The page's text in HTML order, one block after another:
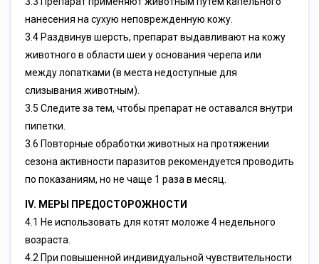
нанесения на сухую неповрежденную кожу.
3.4 Раздвинув шерсть, препарат выдавливают на кожу
животного в области шеи у основания черепа или
между лопатками (в места недоступные для
слизывания животным).
3.5 Следите за тем, чтобы препарат не оставался внутри
пипетки.
3.6 Повторные обработки животных на протяжении
сезона активности паразитов рекомендуется проводить
по показаниям, но не чаще 1 раза в месяц.
IV. МЕРЫ ПРЕДОСТОРОЖНОСТИ
4.1 Не использовать для котят моложе 4 недельного
возраста.
4.2 При повышенной индивидуальной чувствительности